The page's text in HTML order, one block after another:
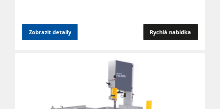
Zobrazit detaily Rychlá nabídka